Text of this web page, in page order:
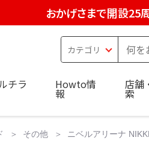
おかげさまで開設25
チラ Howto情
報
店舗
索
その他 ニベルアリーナ